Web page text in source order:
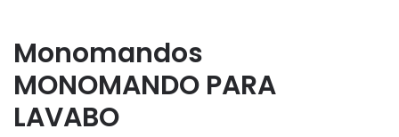
Monomandos
MONOMANDO PARA
LAVABO